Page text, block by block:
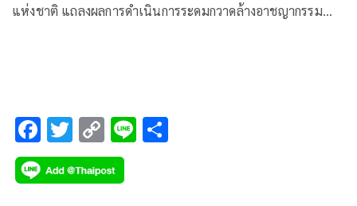
แห่งชาติ แถลงผลการดำเนินการระดมกวาดล้างอาชญากรรม
F
ac
e
T
wi
tt
C
o
p
Li